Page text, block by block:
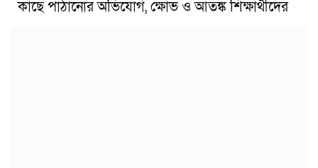
কাছে পাঠানোর অভিযোগ, ক্ষোভ ও আতঙ্ক শিক্ষার্থীদের